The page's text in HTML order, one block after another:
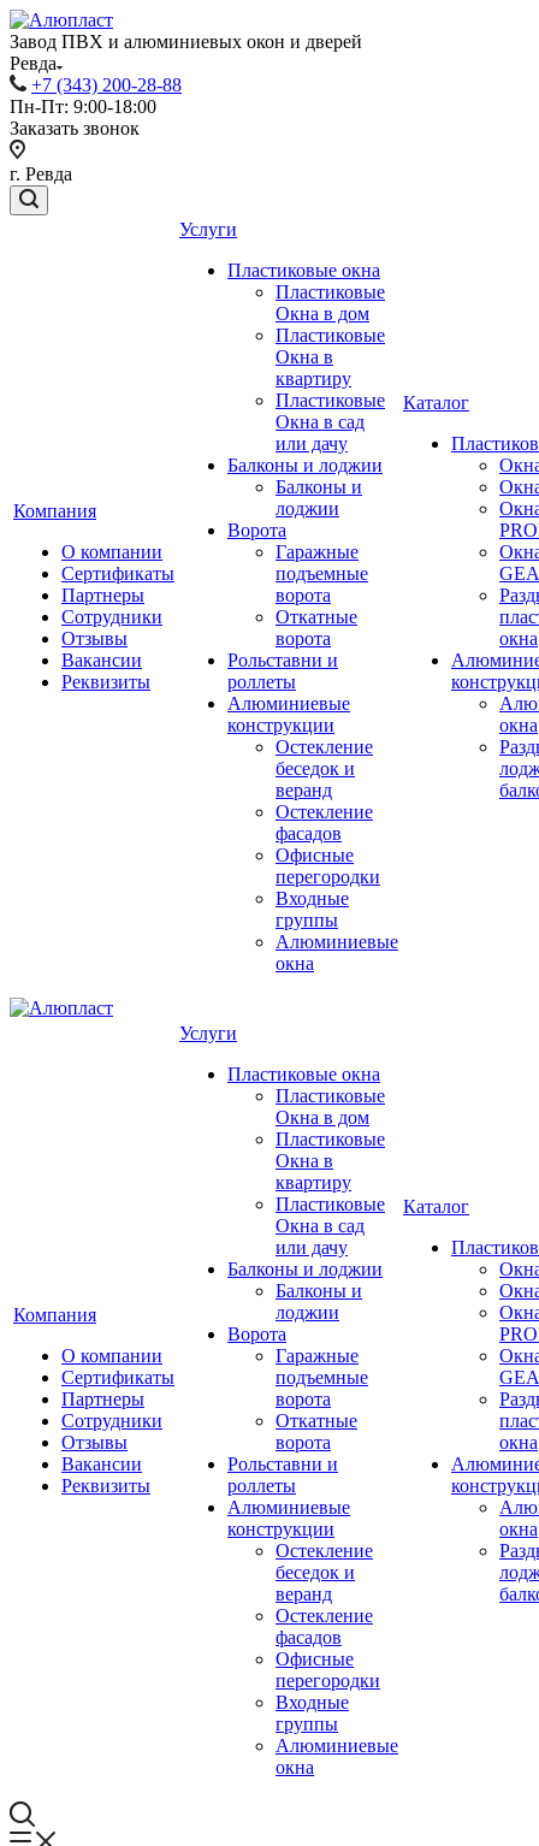
Завод ПВХ и алюминиевых окон и дверей
Ревда
+7 (343) 200-28-88
Пн-Пт: 9:00-18:00
Заказать звонок
г. Ревда
Компания
О компании
Сертификаты
Партнеры
Сотрудники
Отзывы
Вакансии
Реквизиты
Услуги
Пластиковые окна
Пластиковые
Окна в дом
Пластиковые
Окна в
квартиру
Пластиковые
Окна в сад
или дачу
Балконы и лоджии
Балконы и
лоджии
Ворота
Гаражные
подъемные
ворота
Откатные
ворота
Рольставни и
роллеты
Алюминиевые
конструкции
Остекление
беседок и
веранд
Остекление
фасадов
Офисные
перегородки
Входные
группы
Алюминиевые
окна
Каталог
окна
окна
Компания
О компании
Сертификаты
Партнеры
Сотрудники
Отзывы
Вакансии
Реквизиты
Услуги
Пластиковые окна
Пластиковые
Окна в дом
Пластиковые
Окна в
квартиру
Пластиковые
Окна в сад
или дачу
Балконы и лоджии
Балконы и
лоджии
Ворота
Гаражные
подъемные
ворота
Откатные
ворота
Рольставни и
роллеты
Алюминиевые
конструкции
Остекление
беседок и
веранд
Остекление
фасадов
Офисные
перегородки
Входные
группы
Алюминиевые
окна
Каталог
окна
окна